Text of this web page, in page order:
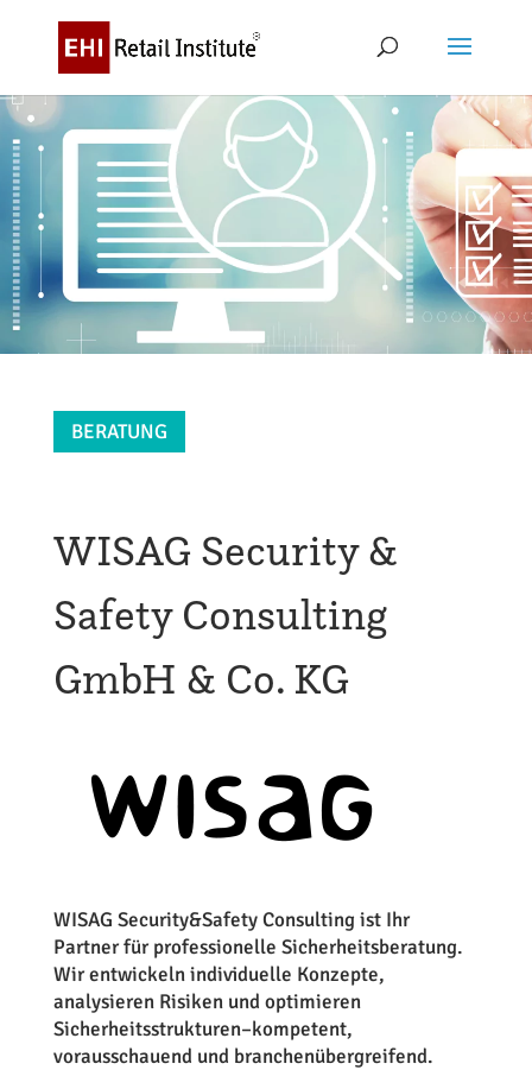
BERATUNG
WISAG Security &
Safety Consulting
GmbH & Co. KG
WISAG Security&Safety Consulting ist Ihr
Partner für professionelle Sicherheitsberatung.
Wir entwickeln individuelle Konzepte,
analysieren Risiken und optimieren
Sicherheitsstrukturen–kompetent,
vorausschauend und branchenübergreifend.